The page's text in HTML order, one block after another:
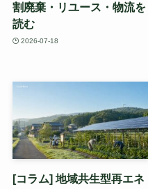
割廃棄・リユース・物流を
読む
2026-07-18
[コラム] 地域共生型再エネ